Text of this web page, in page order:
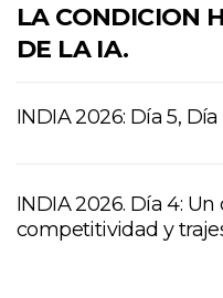
LA CONDICION
DE LA IA.
INDIA 2026: Día 5,
INDIA 2026. Día 4:
competitividad y